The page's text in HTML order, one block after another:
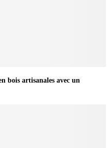
bois artisanales avec un